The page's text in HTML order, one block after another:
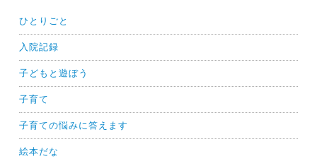
ひとりごと
入院記録
子どもと遊ぼう
子育て
子育ての悩みに答えます
絵本だな